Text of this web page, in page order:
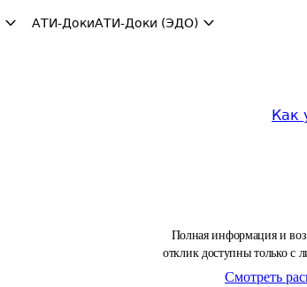
АТИ-ДокиАТИ-Доки (ЭДО)
Как
Полная информация и
отклик доступны только с
Смотреть